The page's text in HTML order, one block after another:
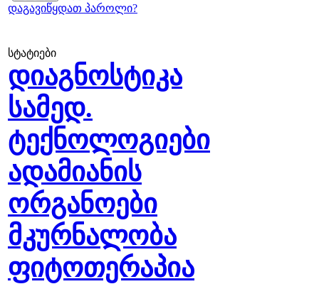
დაგავიწყდათ პაროლი?
სტატიები
დიაგნოსტიკა
სამედ.
ტექნოლოგიები
ადამიანის
ორგანოები
მკურნალობა
ფიტოთერაპია